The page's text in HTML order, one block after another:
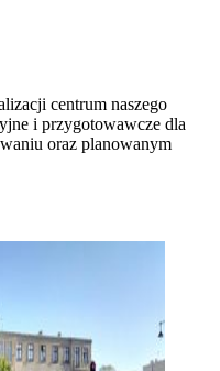
centrum naszego
i przygotowawcze dla
oraz planowanym